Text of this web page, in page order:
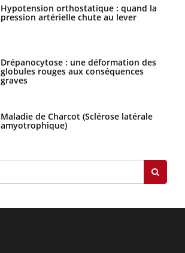
Hypotension orthostatique : quand la
pression artérielle chute au lever
Drépanocytose : une déformation des
globules rouges aux conséquences
graves
Maladie de Charcot (Sclérose latérale
amyotrophique)